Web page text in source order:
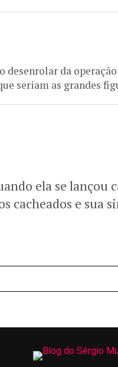
desenrolar da
seriam as grandes
ela se lançou
cacheados e sua